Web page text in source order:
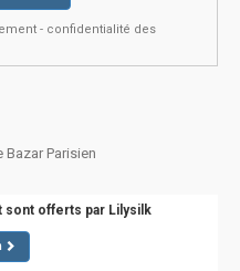
- confidentialité des
Parisien
sont offerts par Lilysilk